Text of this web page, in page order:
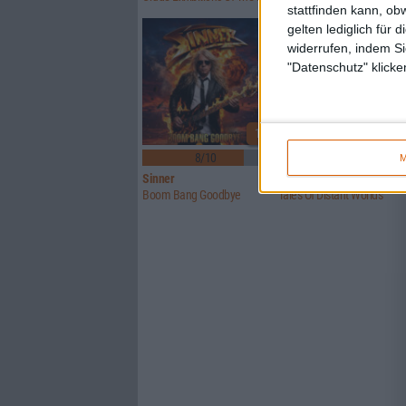
stattfinden kann,
gelten lediglich für
widerrufen, indem
"Datenschutz"
1
8/10
Sinner
Boom Bang Goodbye
Crusade Of Bards
Tales Of Distant Worlds